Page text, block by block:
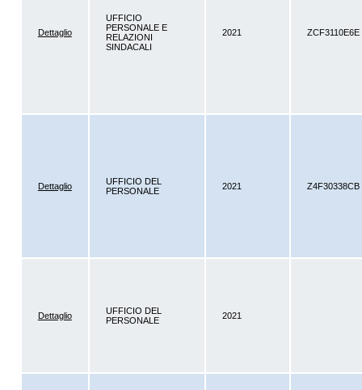
Dettaglio
UFFICIO
PERSONALE E
RELAZIONI
SINDACALI
2021 ZCF3110E6E
Dettaglio
UFFICIO DEL
PERSONALE
2021 Z4F30338CB
Dettaglio
UFFICIO DEL
PERSONALE
2021